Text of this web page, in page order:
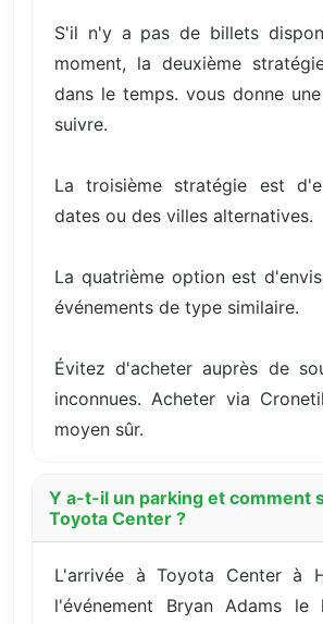
S'il n'y a pas de billets
moment, la deuxième
dans le temps. vous donne
suivre.
La troisième stratégie est
dates ou des villes alternatives.
La quatrième option est
événements de type similaire.
Évitez d'acheter auprès de
inconnues. Acheter via
moyen sûr.
Y a-t-il un parking et comment
Toyota Center ?
L'arrivée à Toyota Center à
l'événement Bryan Adams